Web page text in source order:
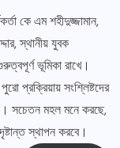
কে এম শহীদুজ্জামান,
স্থানীয় যুবক
ভূমিকা রাখে।
প্রক্রিয়ায় সংশ্লিষ্টদের
সচেতন মহল মনে করছে,
স্থাপন করবে।